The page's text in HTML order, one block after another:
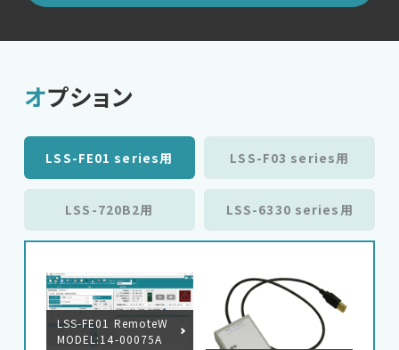
オプション
LSS-FE01 series用
LSS-FE01 RemoteW
MODEL:14-00075A
LSS-F03 series用
LSS-720B2用 LSS-6330 series用